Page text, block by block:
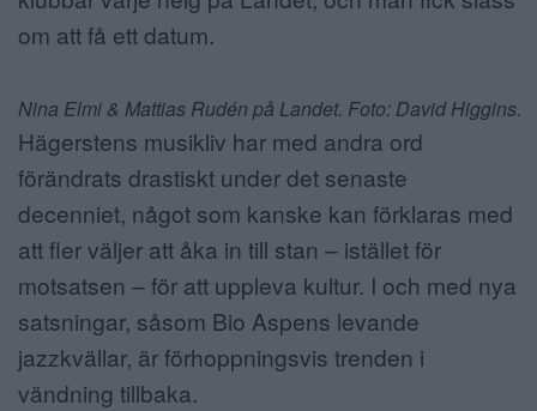
om att få ett datum.
Nina Elmi & Mattias Rudén på Landet. Foto: David Higgins.
Hägerstens musikliv har med andra ord
förändrats drastiskt under det senaste
decenniet, något som kanske kan förklaras med
att fler väljer att åka in till stan – istället för
motsatsen – för att uppleva kultur. I och med nya
satsningar, såsom Bio Aspens levande
jazzkvällar, är förhoppningsvis trenden i
vändning tillbaka.